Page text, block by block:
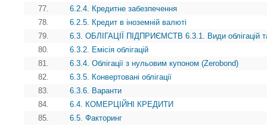
77.
6.2.4. Кредитне забезпечення
78.
6.2.5. Кредит в іноземній валюті
79.
6.3. ОБЛІГАЦІЇ ПІДПРИЄМСТВ 6.3.1. Види облігацій
80.
6.3.2. Емісія облігацій
81.
6.3.4. Облігації з нульовим купоном (Zerobond)
82.
6.3.5. Конвертовані облігації
83.
6.3.6. Варанти
84.
6.4. КОМЕРЦІЙНІ КРЕДИТИ
85.
6.5. Факторинг